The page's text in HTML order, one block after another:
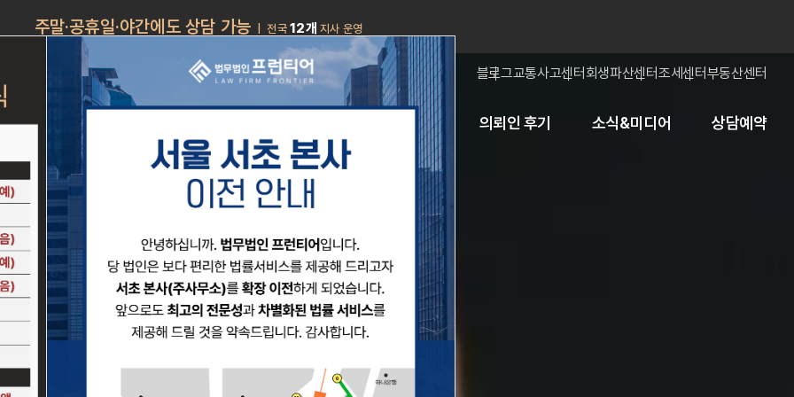
주말·공휴일·야간에도 상담 가능| 전국12개 지사 운영
블로그교통사고센터 회생파산센터조세센터부동산센터
티어 구성원 소개 고객상담 의뢰인 후기 소식&미디어 상담예약